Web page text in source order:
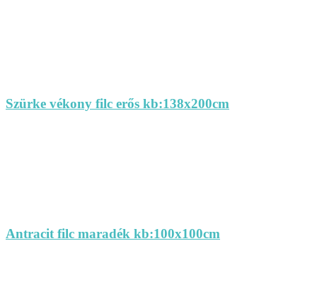
Szürke vékony filc erős kb:138x200cm
Antracit filc maradék kb:100x100cm